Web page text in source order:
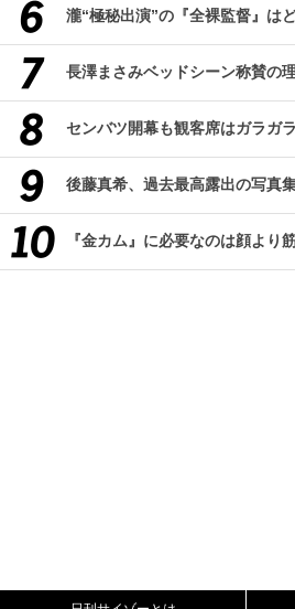
瀧“極秘出演”の『全裸監督』は
長澤まさみベッドシーン称賛の
センバツ開幕も観客席はガラガ
後藤真希、過去最高露出の写真
『金カム』に必要なのは顔より